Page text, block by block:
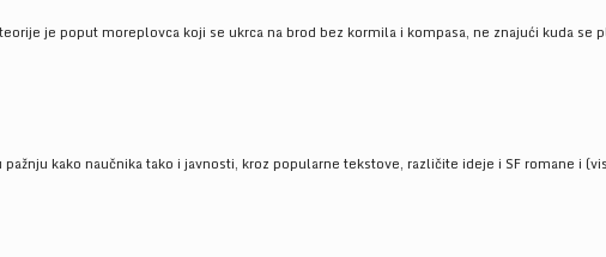
je poput moreplovca koji se ukrca na brod bez kormila i kompasa, ne znajući kuda se
kako naučnika tako i javnosti, kroz popularne tekstove, različite ideje i SF romane i